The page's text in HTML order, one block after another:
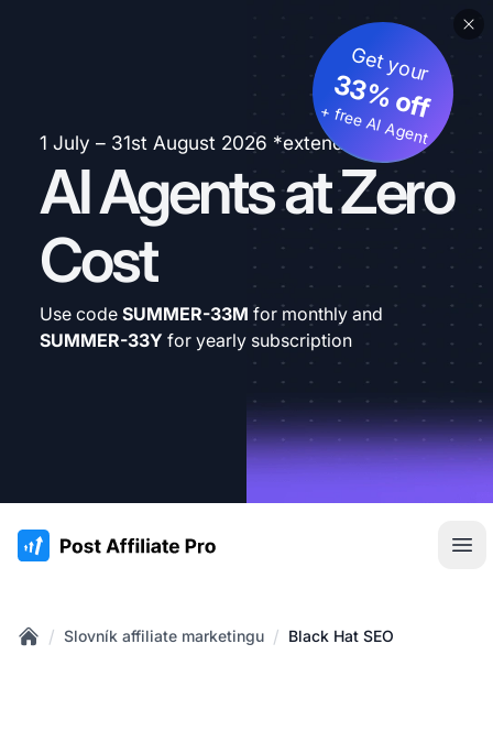
1 July – 31st August 2026 *extended
AI Agents at Zero
Cost
Get your
33% off
+ free AI Agent
Use code SUMMER-33M for monthly and
SUMMER-33Y for yearly subscription
:site.title
/ Slovník affiliate marketingu / Black Hat SEO